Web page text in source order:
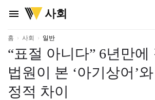
menu
위
키
리
사회
홈 사회 일반
“표절 아니다” 6년만
법원이 본 ‘아기상어’
정적 차이